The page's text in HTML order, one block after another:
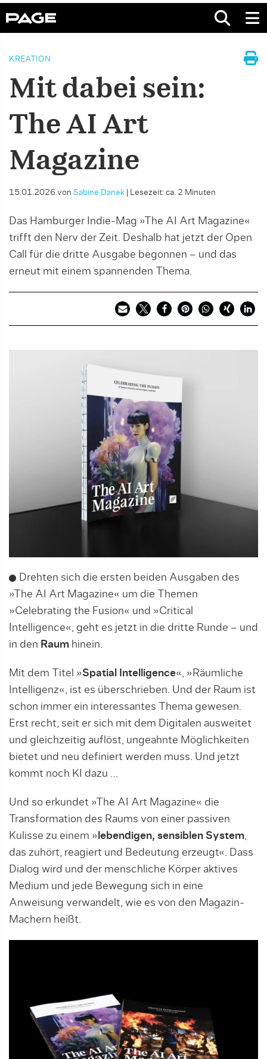
KREATION
Mit dabei sein:
The AI Art
Magazine
15.01.2026 von Sabine Danek Lesezeit: ca. 2 Minuten
Das Hamburger Indie-Mag »The AI Art Magazine«
trifft den Nerv der Zeit. Deshalb hat jetzt der Open
Call für die dritte Ausgabe begonnen – und das
erneut mit einem spannenden Thema.
Drehten sich die ersten beiden Ausgaben des
»The AI Art Magazine« um die Themen
»Celebrating the Fusion« und »Critical
Intelligence«, geht es jetzt in die dritte Runde – und
in den Raum hinein.
Mit dem Titel »Spatial Intelligence«, »Räumliche
Intelligenz«, ist es überschrieben. Und der Raum ist
schon immer ein interessantes Thema gewesen.
Erst recht, seit er sich mit dem Digitalen ausweitet
und gleichzeitig auflöst, ungeahnte Möglichkeiten
bietet und neu definiert werden muss. Und jetzt
kommt noch KI dazu …
Und so erkundet »The AI Art Magazine« die
Transformation des Raums von einer passiven
Kulisse zu einem » lebendigen, sensiblen System,
das zuhört, reagiert und Bedeutung erzeugt«. Dass
Dialog wird und der menschliche Körper aktives
Medium und jede Bewegung sich in eine
Anweisung verwandelt, wie es von den Magazin-
Machern heißt.